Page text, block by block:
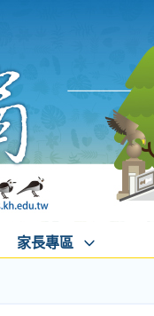
家長專區